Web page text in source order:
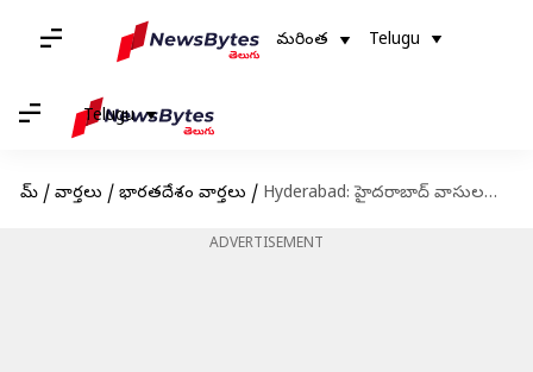
మరింత Telugu
Telugu
హోమ్ / వార్తలు / భారతదేశం వార్తలు / Hyderabad: హైదరాబాద్ వాసులకు వాటర్ బోర్డ్ హెచ్చరికలు జారీ.. ఆలా చేస్తే భారీ జరిమానా, కనెక్షన్ కట్!
ADVERTISEMENT